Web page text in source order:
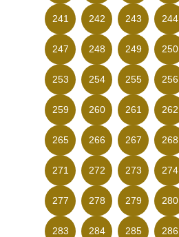
241 242 243 244
247 248 249 250
253 254 255 256
259 260 261 262
265 266 267 268
271 272 273 274
277 278 279 280
283 284 285 286